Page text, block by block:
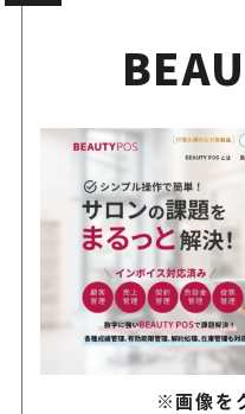
スマレジ
Airレジ
※画像を